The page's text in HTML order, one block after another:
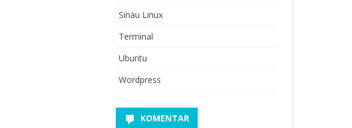
Sinau Linux
Terminal
Ubuntu
Wordpress
KOMENTAR